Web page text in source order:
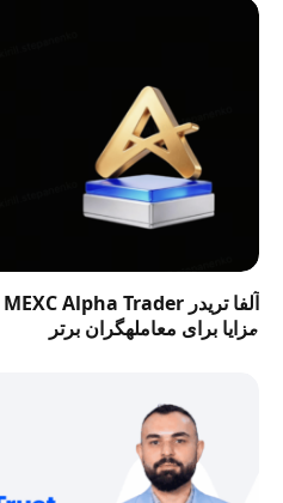
مزایا برای معاملهگران برتر